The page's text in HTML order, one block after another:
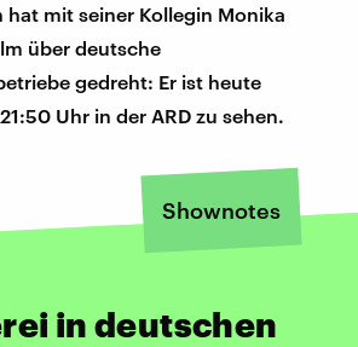
hat mit seiner Kollegin Monika
über deutsche
gedreht: Er ist heute
Uhr in der ARD zu sehen.
Shownotes
in deutschen